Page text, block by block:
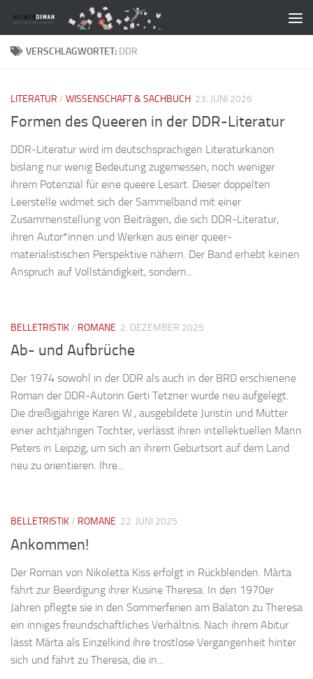
Zum Inhalt springen
VERSCHLAGWORTET: DDR
LITERATUR / WISSENSCHAFT & SACHBUCH 23. JUNI 2026
Formen des Queeren in der DDR-Literatur
DDR-Literatur wird im deutschsprachigen Literaturkanon
bislang nur wenig Bedeutung zugemessen, noch weniger
ihrem Potenzial für eine queere Lesart. Dieser doppelten
Leerstelle widmet sich der Sammelband mit einer
Zusammenstellung von Beiträgen, die sich DDR-Literatur,
ihren Autor*innen und Werken aus einer queer-
materialistischen Perspektive nähern. Der Band erhebt keinen
Anspruch auf Vollständigkeit, sondern...
BELLETRISTIK/ ROMANE 2. DEZEMBER 2025
Ab- und Aufbrüche
Der 1974 sowohl in der DDR als auch in der BRD erschienene
Roman der DDR-Autorin Gerti Tetzner wurde neu aufgelegt.
Die dreißigjährige Karen W., ausgebildete Juristin und Mutter
einer achtjährigen Tochter, verlässt ihren intellektuellen Mann
Peters in Leipzig, um sich an ihrem Geburtsort auf dem Land
neu zu orientieren. Ihre...
BELLETRISTIK/ ROMANE 22. JUNI 2025
Ankommen!
Der Roman von Nikoletta Kiss erfolgt in Rückblenden. Márta
fährt zur Beerdigung ihrer Kusine Theresa. In den 1970er
Jahren pflegte sie in den Sommerferien am Balaton zu Theresa
ein inniges freundschaftliches Verhältnis. Nach ihrem Abitur
lässt Márta als Einzelkind ihre trostlose Vergangenheit hinter
sich und fährt zu Theresa, die in...